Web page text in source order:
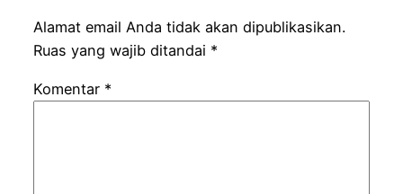
Alamat email Anda tidak akan dipublikasikan.
Ruas yang wajib ditandai *
Komentar *